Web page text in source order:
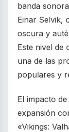
banda
Einar Selvik,
oscura y
Este nivel de
una de las
populares y
El impacto
expansión
«Vikings: